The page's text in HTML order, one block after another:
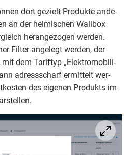
dort gezielt Pro­duk­te ande­
an der hei­mi­schen Wall­box
her­an­ge­zo­gen wer­den.
Fil­ter ange­legt wer­den, der
dem Tarif­typ „Elek­tro­mo­bi­li­
adress­scharf ermit­telt wer­
des eige­nen Pro­dukts im